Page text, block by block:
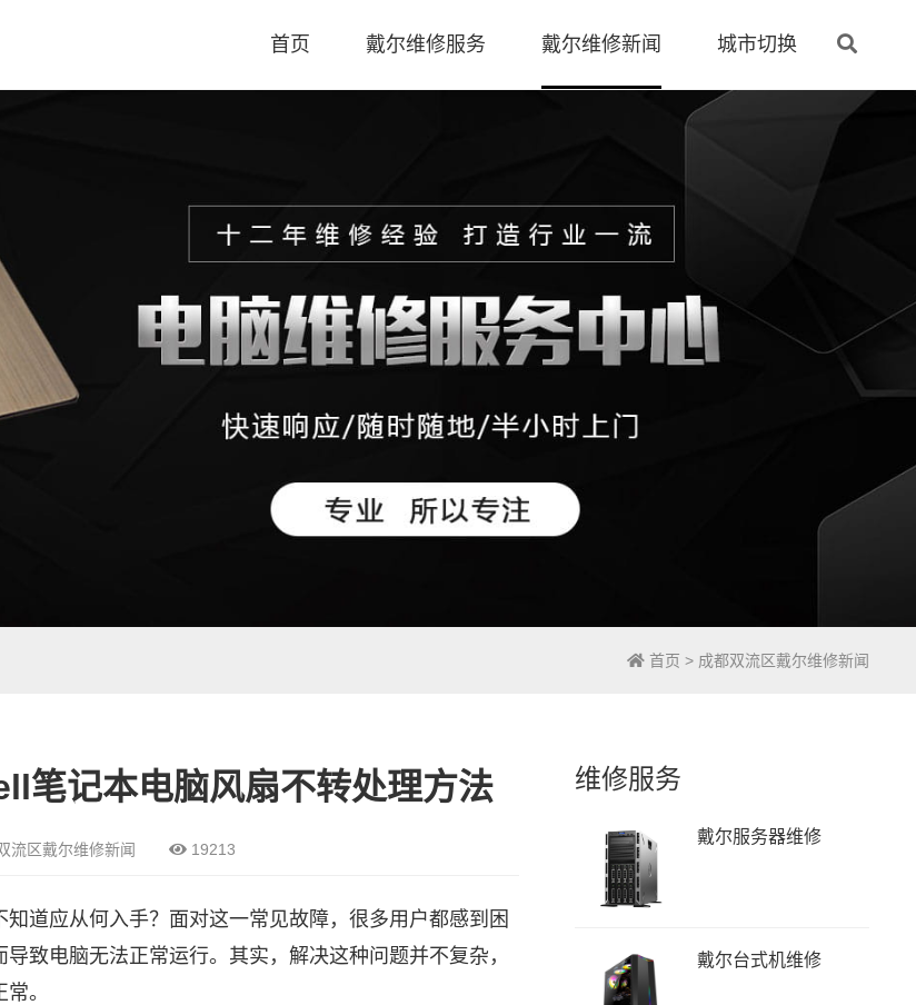
首页 戴尔维修服务 戴尔维修新闻 城市切换
首页 > 成都双流区戴尔维修新闻
笔记本电脑风扇不转处理方法
流区戴尔维修新闻 19213
道应从何入手？面对这一常见故障，很多用户都感到困
致电脑无法正常运行。其实，解决这种问题并不复杂，
。
维修服务
戴尔服务器维修
戴尔台式机维修